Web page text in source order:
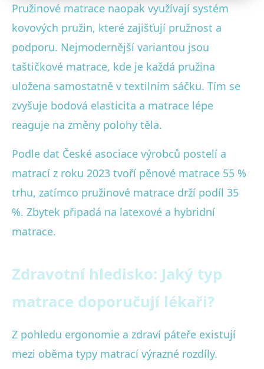
Pružinové matrace naopak využívají systém
kovových pružin, které zajišťují pružnost a
podporu. Nejmodernější variantou jsou
taštičkové matrace, kde je každá pružina
uložena samostatně v textilním sáčku. Tím se
zvyšuje bodová elasticita a matrace lépe
reaguje na změny polohy těla.
Podle dat České asociace výrobců postelí a
matrací z roku 2023 tvoří pěnové matrace 55 %
trhu, zatímco pružinové matrace drží podíl 35
%. Zbytek připadá na latexové a hybridní
matrace.
Zdravotní hledisko: Jaký typ
matrace doporučují lékaři?
Z pohledu ergonomie a zdraví páteře existují
mezi oběma typy matrací výrazné rozdíly.